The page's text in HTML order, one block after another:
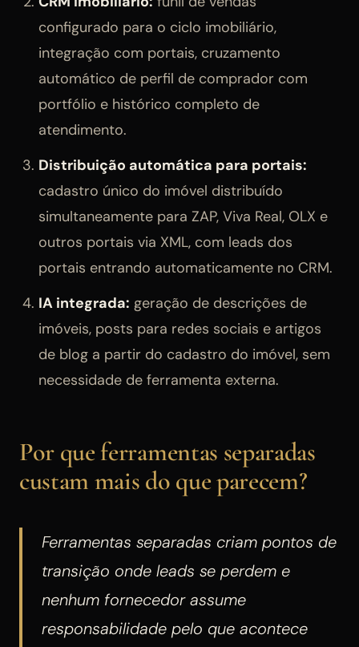
configurado para o ciclo imobiliário,
integração com portais, cruzamento
automático de perfil de comprador com
portfólio e histórico completo de
atendimento.
Distribuição automática para portais:
cadastro único do imóvel distribuído
simultaneamente para ZAP, Viva Real, OLX e
outros portais via XML, com leads dos
portais entrando automaticamente no CRM.
IA integrada: geração de descrições de
imóveis, posts para redes sociais e artigos
de blog a partir do cadastro do imóvel, sem
necessidade de ferramenta externa.
Por que ferramentas separadas
custam mais do que parecem?
Ferramentas separadas criam pontos de
transição onde leads se perdem e
nenhum fornecedor assume
responsabilidade pelo que acontece